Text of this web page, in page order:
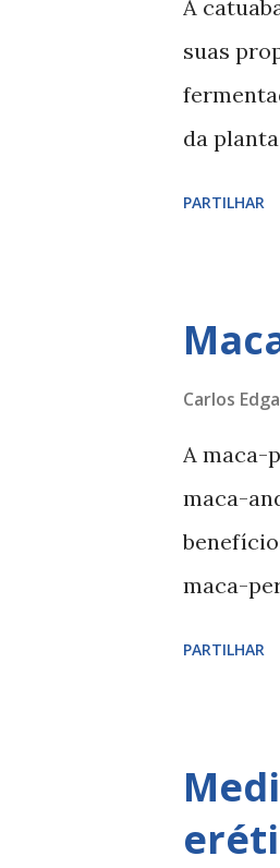
no
o óvulo
anal?
A
suas
da
catuaba
(bebida
o álcool
contra-
PARTILHAR
Carlos
A maca-
maca-
maca-
PARTILHAR